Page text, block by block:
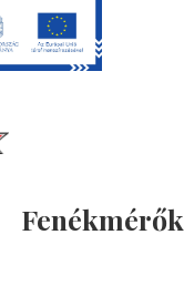
Fenékmérők